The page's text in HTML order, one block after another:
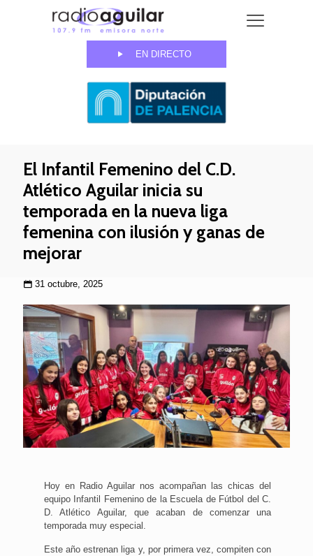
EN DIRECTO
El Infantil Femenino del C.D.
Atlético Aguilar inicia su
temporada en la nueva liga
femenina con ilusión y ganas de
mejorar
31 octubre, 2025
Hoy en Radio Aguilar nos acompañan las chicas del
equipo Infantil Femenino de la Escuela de Fútbol del C.
D. Atlético Aguilar, que acaban de comenzar una
temporada muy especial.
Este año estrenan liga y, por primera vez, compiten con